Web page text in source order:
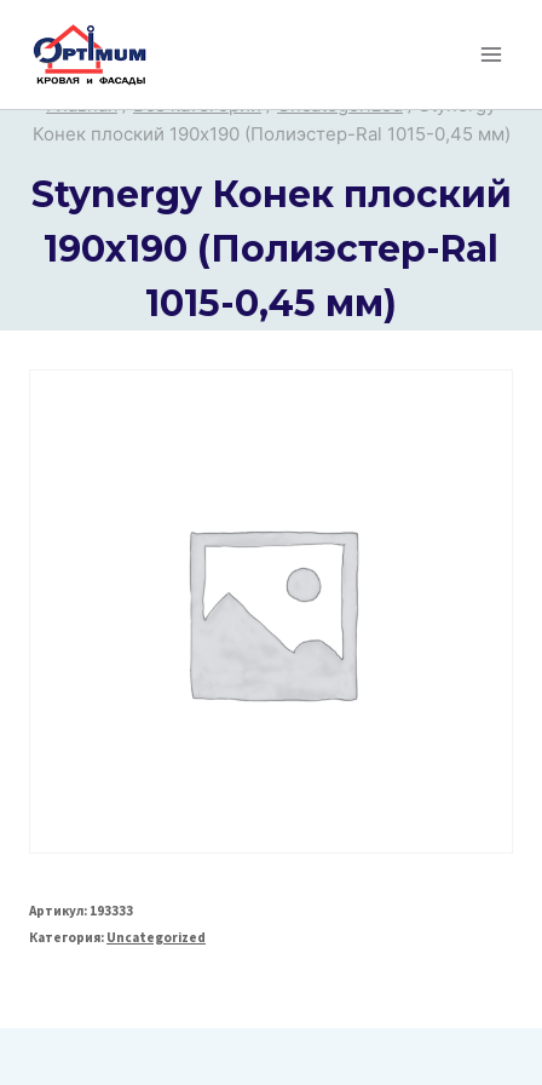
Перейти
Главная / Все категории / Uncategorized / Stynergy
Конек плоский 190х190 (Полиэстер-Ral 1015-0,45 мм)
Stynergy Конек плоский
190х190 (Полиэстер-Ral
1015-0,45 мм)
Артикул: 193333
Категория: Uncategorized